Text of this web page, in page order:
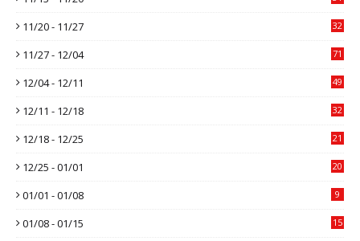
11/20 - 11/27 32
11/27 - 12/04 71
12/04 - 12/11 49
12/11 - 12/18 32
12/18 - 12/25 21
12/25 - 01/01 20
01/01 - 01/08 9
01/08 - 01/15 15